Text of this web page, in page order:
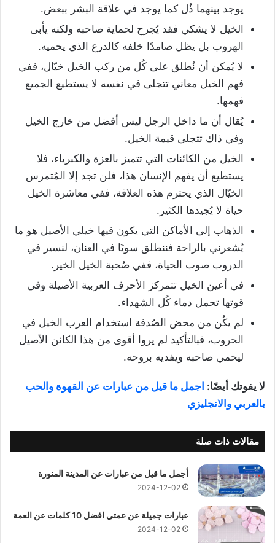
يوجد بينهما ذُل كما يوجد في علاقة البشر ببعض.
الخيل لا يشكي فقد يُجرح لحماية صاحبه ولكنه يأبى
الهروب بل يظل صامدًا خلفه كالدرع الذي يحميه.
لا يُمكن أن نُطلق على كُل من ركب الخيل خيّال، ففي
فهم الخيل معاني تتجلى في نفسه لا يستطيع الجميع
فهمها.
يُقال أن ما داخل الرجل ليس أفضل من خارج الخيل
وفي ذاك تتجلى قيمة الخيل.
الخيل من الكائنات التي تتميز بالعزة والكبرياء، فلا
يستطيع أن يفهم الإنسان هذا، فلن تجد إلا المُتمرس
الخيّال الذي يحترم هذه العلاقة، ففي معاشرة الخيل
حياة لا يُجيدها الكثير.
الذهاب إلى الأماكن التي يكون فيها خيلي الأصيل هو ما
يُشعرني بالراحة فننطلق سويًا في العنان، لنسير في
الدروب صوب الحياة، ففي صُحبة الخيل الخير.
في أعين الخيل تتمركز الأحرف العربية الأصيلة وفي
قوتها تحمل دماء كُل الشهداء.
لم يكُن من محض الصُدفة استخدام العرب الخيل في
الحروب، فبالتأكيد لم يروا أقوى من هذا الكائن الأصيل
ليحمي صاحبه ويفديه بروحه.
لا يفوتك أيضًا: اجمل ما قيل من عبارات عن القهوة والحب
بالعربي والانجليزي
مقالات ذات صلة
أجمل ما قيل من عبارات عن المدينة المنورة
2024-12-02
عبارات جميلة عن عمتي افضل 10 كلمات عن العمة
2024-12-02